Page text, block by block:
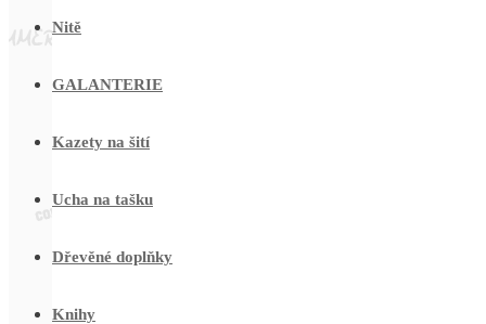
Nitě
GALANTERIE
Kazety na šití
Ucha na tašku
Dřevěné doplňky
Knihy